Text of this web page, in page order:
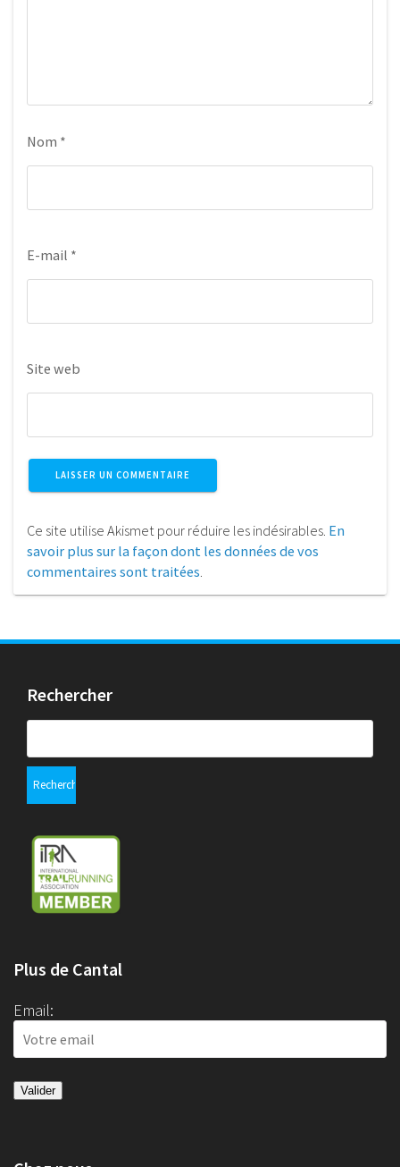
Nom *
E-mail *
Site web
Ce site utilise Akismet pour réduire les indésirables. En
savoir plus sur la façon dont les données de vos
commentaires sont traitées
Rechercher
Plus de Cantal
Email: